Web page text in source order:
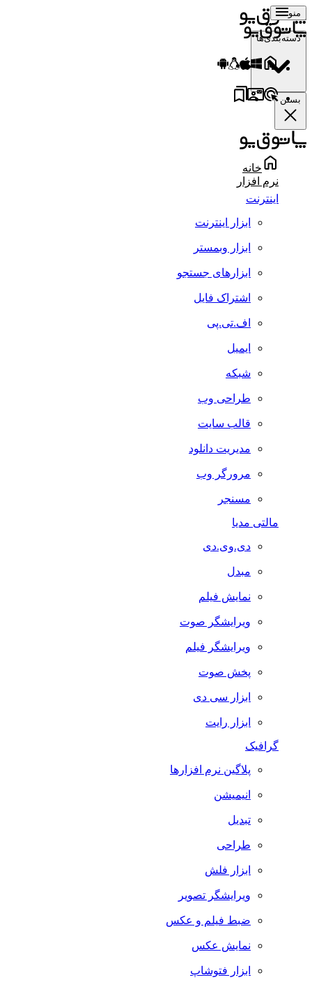
منو
دسته‌بندی‌ها
بستن
خانه
نرم افزار
اینترنت
ابزار اینترنت
ابزار وبمستر
ابزارهای جستجو
اشتراک فایل
اف.تی.پی
ایمیل
شبکه
طراحی وب
قالب سایت
مدیریت دانلود
مرورگر وب
مسنجر
مالتی مدیا
دی.وی.دی
مبدل
نمایش فیلم
ویرایشگر صوت
ویرایشگر فیلم
پخش صوت
ابزار سی دی
ابزار رایت
گرافیک
پلاگین نرم افزارها
انیمیشن
تبدیل
طراحی
ابزار فلش
ویرایشگر تصویر
ضبط فيلم و عكس
نمایش عکس
ابزار فتوشاپ